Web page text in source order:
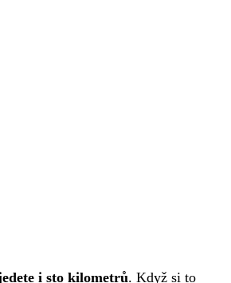
i sto kilometrů. Když si to